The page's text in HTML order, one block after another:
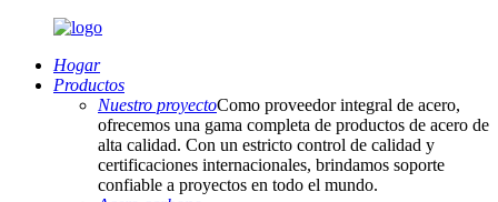
Hogar
Productos
Nuestro proyectoComo proveedor integral de acero,
ofrecemos una gama completa de productos de acero de
alta calidad. Con un estricto control de calidad y
certificaciones internacionales, brindamos soporte
confiable a proyectos en todo el mundo.